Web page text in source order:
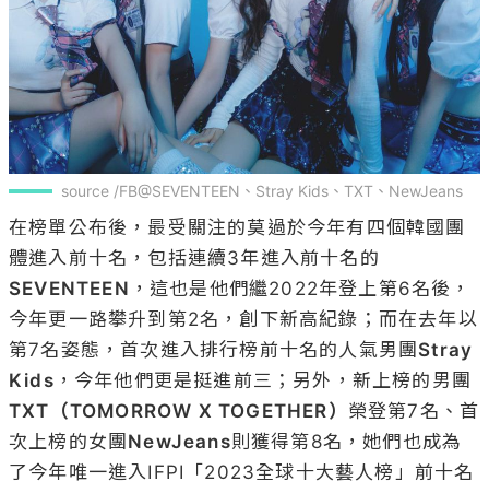
source /FB@SEVENTEEN、Stray Kids、TXT、NewJeans
在榜單公布後，最受關注的莫過於今年有四個韓國團
體進入前十名，包括連續3年進入前十名的
SEVENTEEN ，這也是他們繼2022年登上第6名後，
今年更一路攀升到第2名，創下新高紀錄；而在去年以
第7名姿態，首次進入排行榜前十名的人氣男團 Stray
Kids ，今年他們更是挺進前三；另外，新上榜的男團
TXT（TOMORROW X TOGETHER） 榮登第7名、首
次上榜的女團 NewJeans則獲得第8名，她們也成為
了今年唯一進入IFPI「2023全球十大藝人榜」前十名